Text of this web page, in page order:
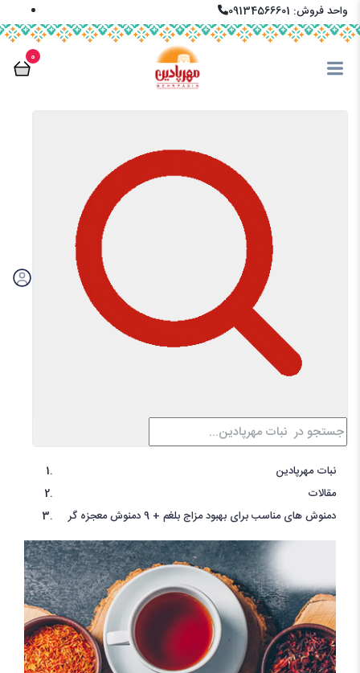
واحد فروش: 09134566601
En
0
نبات مهرپادین
مقالات
دمنوش های مناسب برای بهبود مزاج بلغم + 9 دمنوش معجزه گر